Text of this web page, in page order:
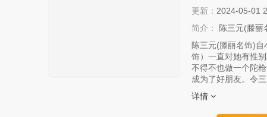
更新： 2024-05-01
简介：
陈三元(滕丽
陈三元(滕丽名饰)
饰）一直对她有性
不得不也做一个陀
成为了好朋友。令
详情